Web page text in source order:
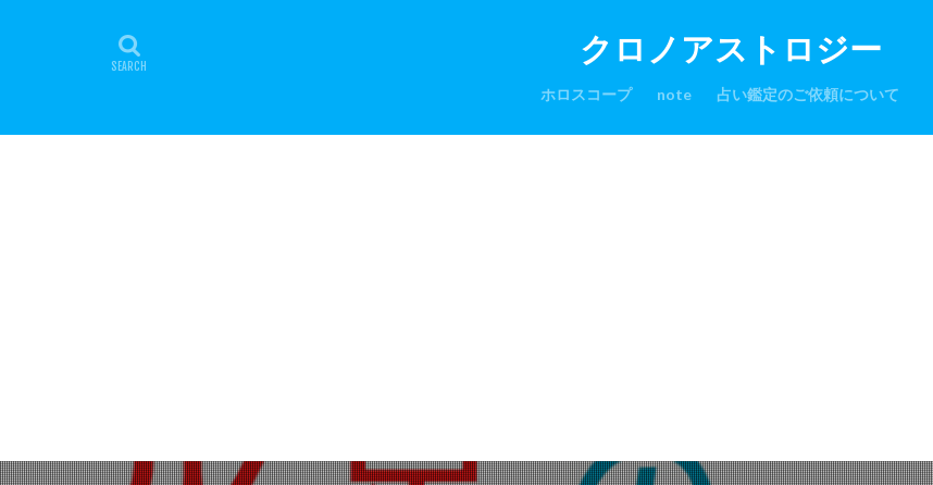
クロノアストロジー
ホロスコープ note 占い鑑定のご依頼について